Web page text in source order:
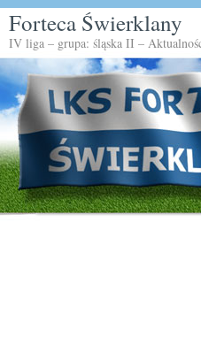
Forteca Świerklany
IV liga – grupa: śląska II –